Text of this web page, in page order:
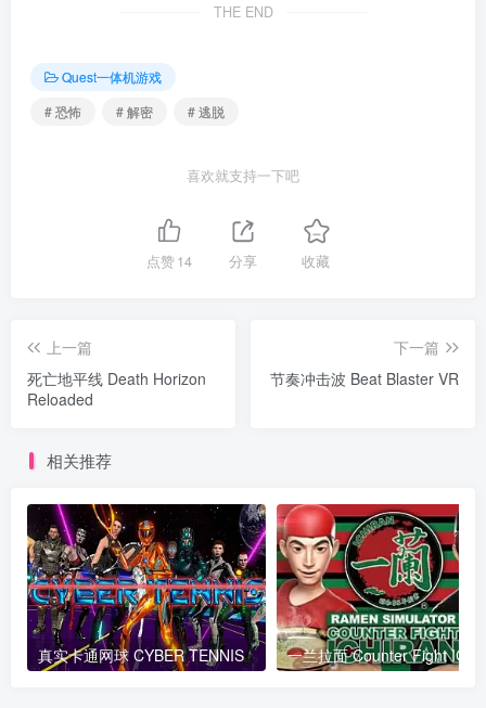
THE END
Quest一体机游戏
# 恐怖
# 解密 # 逃脱
喜欢就支持一下吧
点赞14 分享 收藏
上一篇
死亡地平线 Death Horizon
Reloaded
下一篇
节奏冲击波 Beat Blaster VR
相关推荐
真实卡通网球 CYBER TENNIS